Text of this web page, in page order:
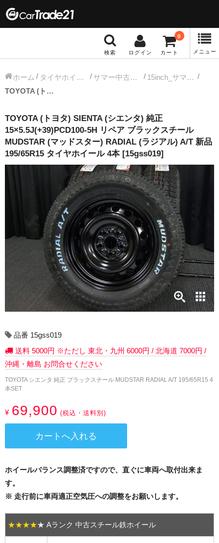
検索 ログイン カート
0
メニュー
冬タイヤホイール
13インチ：冬タイヤホイール
14インチ：冬タイヤホイール
15インチ：冬タイヤホイール
16インチ：冬タイヤホイール
17インチ：冬タイヤホイール
18インチ：冬タイヤホイール
19インチ：冬タイヤホイール
20インチ：冬タイヤホイール
13インチ：夏タイヤホイール
14インチ：夏タイヤホイール
15インチ：夏タイヤホイール
16インチ：夏タイヤホイール
17インチ：夏タイヤホイール
19インチ：夏タイヤホイール
20インチ：夏タイヤホイール
ホーム タイヤホイールセット サマー中古タイヤホイール
15inch_サマー中古タイヤホイール
TOYOTA (トヨタ) SIENTA (シエンタ) 純正 15×5.5J(+39)PCD100-5H リペア ブラックスチール MUDSTAR (マッドスター) RADIAL (ラジアル) A/T 新品 195/65R15 タイヤホイール 4本 [15gss019]
TOYOTA (トヨタ) SIENTA (シエンタ) 純正
15×5.5J(+39)PCD100-5H リペア ブラックスチール
MUDSTAR (マッドスター) RADIAL (ラジアル) A/T 新品
195/65R15 タイヤホイール 4本 [15gss019]
品番 15gss019
送料 5000円 ※ただし 東北・九州 6000円 / 北海道 7000円 /
沖縄・離島 お問合せください
TOYOTA シエンタ 純正 ブラックスチール MUDSTAR RADIAL A/T 195/65R15 4
本SET
¥ 69,900 (税込・送料別)
ホイールバランス調整済ですので、直ぐに車両へ取付出来ま
す。
※ 走行前に車両適正空気圧への調整をお願いします。
★★★★★ Aランク 中古スチール鉄ホイール